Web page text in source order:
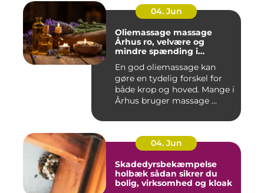
04. Jun
Oliemassage massage
Århus ro, velvære og
mindre spænding i
En god oliemassage kan
gøre en tydelig forskel for
både krop og hoved. Mange i
Århus bruger massage ...
04. Jun
Skadedyrsbekæmpelse
holbæk sådan sikrer du
bolig, virksomhed og kloak